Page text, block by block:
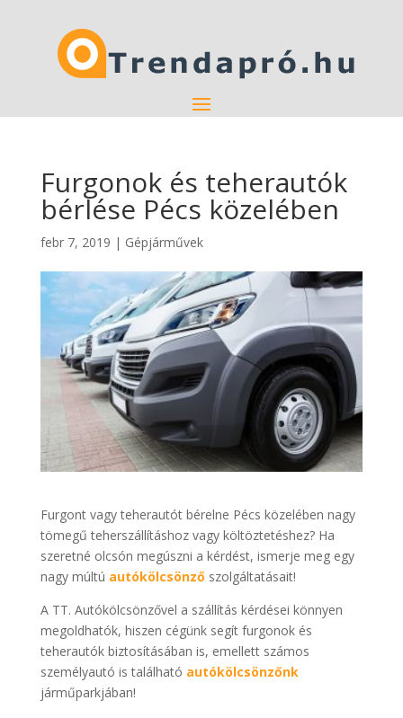
Furgonok és teherautók
bérlése Pécs közelében
febr 7, 2019 | Gépjárművek
Furgont vagy teherautót bérelne Pécs közelében nagy
tömegű teherszállításhoz vagy költöztetéshez? Ha
szeretné olcsón megúszni a kérdést, ismerje meg egy
nagy múltú autókölcsönzőszolgáltatásait!
A TT. Autókölcsönzővel a szállítás kérdései könnyen
megoldhatók, hiszen cégünk segít furgonok és
teherautók biztosításában is, emellett számos
személyautó is található autókölcsönzőnk
járműparkjában!